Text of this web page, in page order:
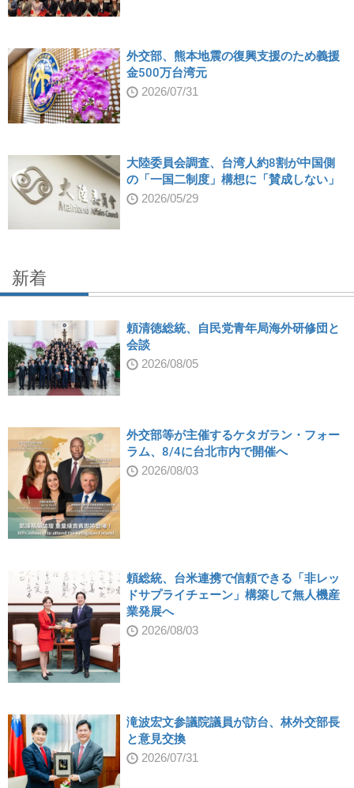
外交部、熊本地震の復興支援のため義援
金500万台湾元
2026/07/31
大陸委員会調査、台湾人約8割が中国側
の「一国二制度」構想に「賛成しない」
2026/05/29
新着
頼清徳総統、自民党青年局海外研修団と
会談
2026/08/05
外交部等が主催するケタガラン・フォー
ラム、8/4に台北市内で開催へ
2026/08/03
頼総統、台米連携で信頼できる「非レッ
ドサプライチェーン」構築して無人機産
業発展へ
2026/08/03
滝波宏文参議院議員が訪台、林外交部長
と意見交換
2026/07/31